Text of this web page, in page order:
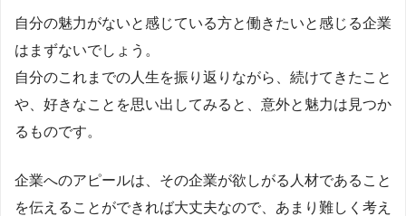
自分の魅力がないと感じている方と働きたいと感じる企業
はまずないでしょう。
自分のこれまでの人生を振り返りながら、続けてきたこと
や、好きなことを思い出してみると、意外と魅力は見つか
るものです。
企業へのアピールは、その企業が欲しがる人材であること
を伝えることができれば大丈夫なので、あまり難しく考え